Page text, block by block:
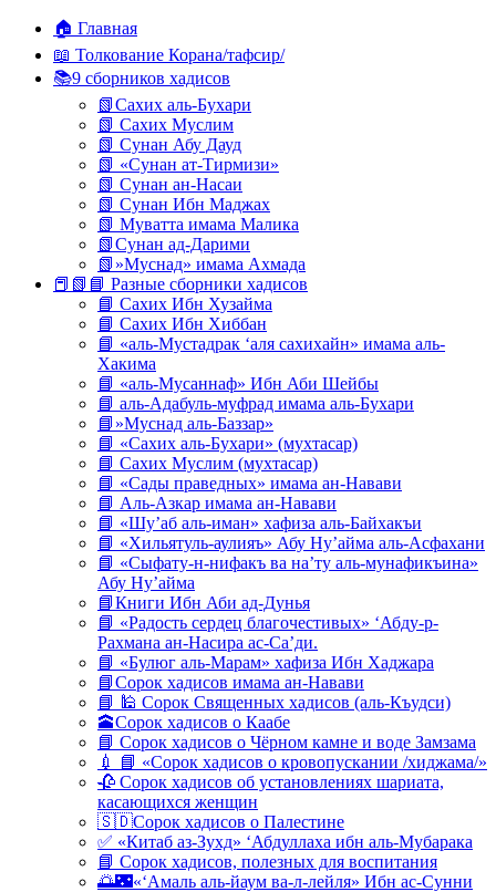
содержимому
🏠 Главная
📖 Толкование Корана/тафсир/
📚9 сборников хадисов
📗Сахих аль-Бухари
📗 Сахих Муслим
📗 Сунан Абу Дауд
📗 «Сунан ат-Тирмизи»
📗 Сунан ан-Насаи
📗 Сунан Ибн Маджах
📗 Муватта имама Малика
📗Сунан ад-Дарими
📗»Муснад» имама Ахмада
📕📗📘 Разные сборники хадисов
📘 Сахих Ибн Хузайма
📘 Сахих Ибн Хиббан
📘 «аль-Мустадрак ‘аля сахихайн» имама аль-
Хакима
📘 «аль-Мусаннаф» Ибн Аби Шейбы
📘 аль-Адабуль-муфрад имама аль-Бухари
📘»Муснад аль-Баззар»
📘 «Сахих аль-Бухари» (мухтасар)
📘 Сахих Муслим (мухтасар)
📘 «Сады праведных» имама ан-Навави
📘 Аль-Азкар имама ан-Навави
📘 «Шу’аб аль-иман» хафиза аль-Байхакъи
📘 «Хильятуль-аулияъ» Абу Ну’айма аль-Асфахани
📘 «Сыфату-н-нифакъ ва на’ту аль-мунафикъина»
Абу Ну’айма
📘Книги Ибн Аби ад-Дунья
📘 «Радость сердец благочестивых» ‘Абду-р-
Рахмана ан-Насира ас-Са’ди.
📘 «Булюг аль-Марам» хафиза Ибн Хаджара
📘Сорок хадисов имама ан-Навави
📘 🕌 Сорок Священных хадисов (аль-Къудси)
🕋Сорок хадисов о Каабе
📘 Сорок хадисов о Чёрном камне и воде Замзама
💉 📘 «Сорок хадисов о кровопускании /хиджама/»
🥀 Сорок хадисов об установлениях шариата,
касающихся женщин
🇸🇩Сорок хадисов о Палестине
✅ «Китаб аз-Зухд» ‘Абдуллаха ибн аль-Мубарака
📘 Сорок хадисов, полезных для воспитания
🌅🌃«‘Амаль аль-йаум ва-л-лейля» Ибн ас-Сунни